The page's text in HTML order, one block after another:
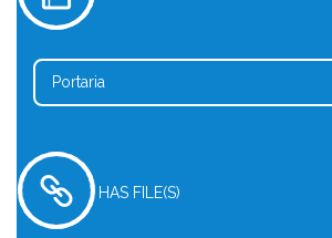
Portaria
HAS FILE(S)